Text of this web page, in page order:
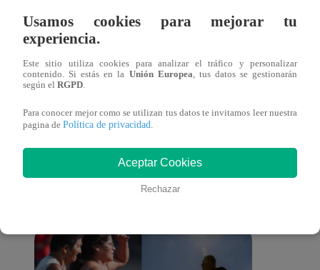
Sofía Franco ocasiona triple choque en
estado de ebriedad
También te puede
interesar
Usamos cookies para mejorar tu
experiencia.
Este sitio utiliza cookies para analizar el tráfico y personalizar
contenido. Si estás en la Unión Europea , tus datos se gestionarán
según el RGPD
Para conocer mejor como se utilizan tus datos te invitamos leer nuestra
pagina de Política de privacidad
Aceptar Cookies
Rechazar